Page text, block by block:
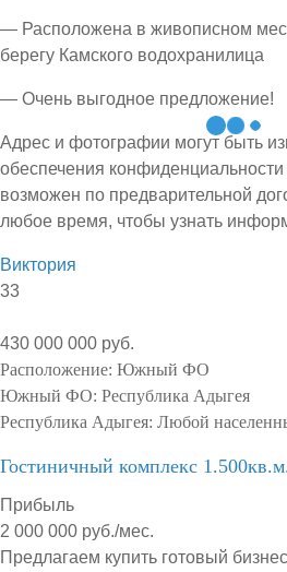
— Расположена в живописном
берегу Камского водохранилица
— Очень выгодное предложение!
Адрес и фотографии могут быть
обеспечения
возможен по предварительной
любое время, чтобы узнать
Виктория
33
430 000 000 руб.
Расположение: Южный ФО
Южный ФО: Республика Адыгея
Республика Адыгея: Любой
Гостиничный комплекс
Прибыль
2 000 000 руб./мес.
Предлагаем купить готовый